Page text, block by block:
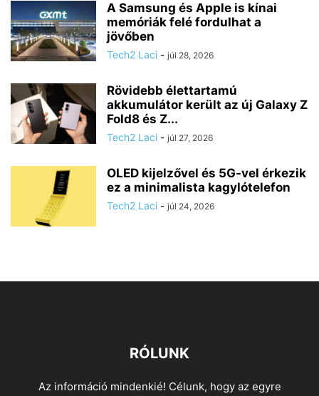
A Samsung és Apple is kínai
memóriák felé fordulhat a
jövőben
Tech2 Laci - júl 28, 2026
Rövidebb élettartamú
akkumulátor került az új Galaxy Z
Fold8 és Z...
Tech2 Laci - júl 27, 2026
OLED kijelzővel és 5G-vel érkezik
ez a minimalista kagylótelefon
Tech2 Laci - júl 24, 2026
RÓLUNK
Az információ mindenkié! Célunk, hogy az egyre